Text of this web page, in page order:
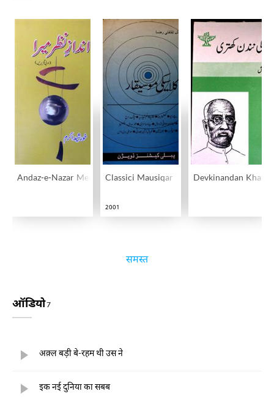
Andaz-e-Nazar Mera Classici Mausiqar
2001
Devkinandan Khatri
समस्त
ऑडियो7
अक़्ल बड़ी बे-रहम थी उस ने
इक नई दुनिया का सबब